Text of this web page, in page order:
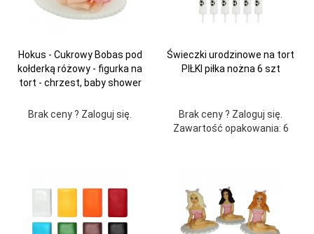
Hokus - Cukrowy Bobas pod
kołderką różowy - figurka na
tort - chrzest, baby shower
Brak ceny ? Zaloguj się.
Świeczki urodzinowe na tort
PIŁKI piłka nożna 6 szt
Brak ceny ? Zaloguj się.
Zawartość opakowania: 6